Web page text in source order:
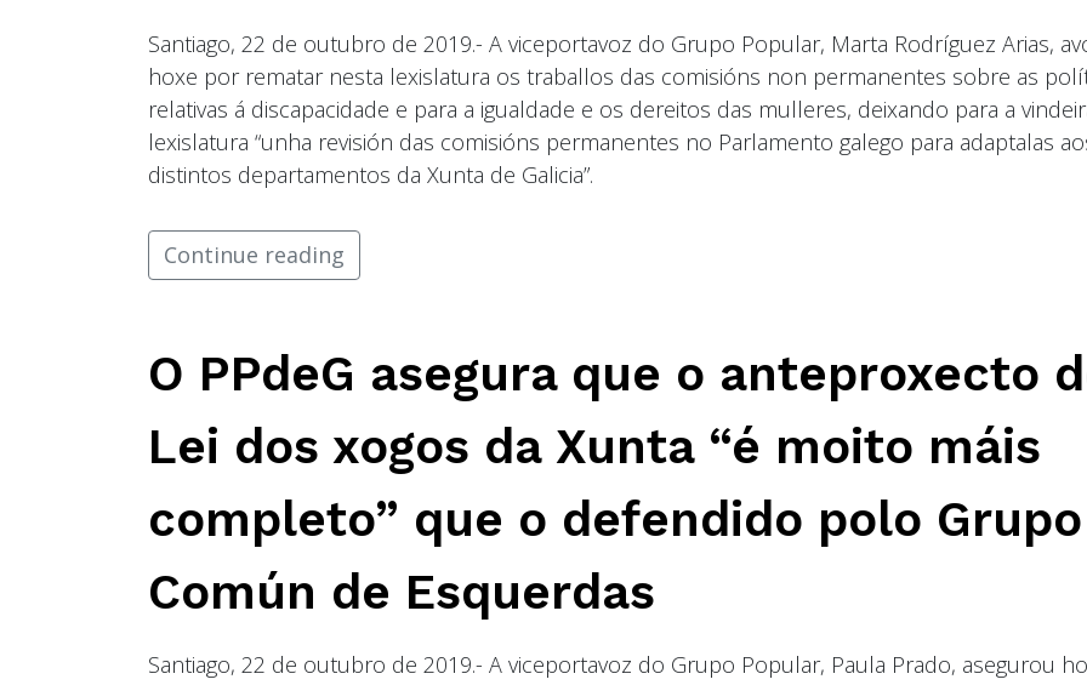
Santiago, 22 de outubro de 2019.- A viceportavoz do Grupo Popular, Marta Rodríguez Arias,
hoxe por rematar nesta lexislatura os traballos das comisións non permanentes sobre as
relativas á discapacidade e para a igualdade e os dereitos das mulleres, deixando para a
lexislatura “unha revisión das comisións permanentes no Parlamento galego para adaptalas
distintos departamentos da Xunta de Galicia”.
Continue reading
O PPdeG asegura que o anteproxecto
Lei dos xogos da Xunta “é moito máis
completo” que o defendido polo Grupo
Común de Esquerdas
Santiago, 22 de outubro de 2019.- A viceportavoz do Grupo Popular, Paula Prado, asegurou